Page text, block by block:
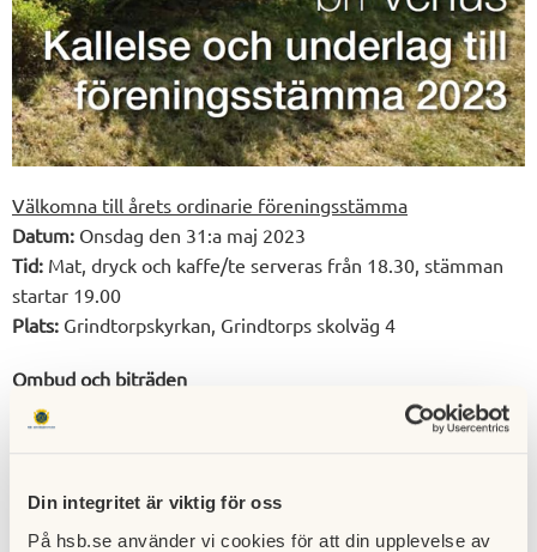
Din integritet är viktig för oss
På hsb.se använder vi cookies för att din upplevelse av
Välkomna till årets ordinarie föreningsstämma
Datum: Onsdag den 31:a maj 2023
Tid: Mat, dryck och kaffe/te serveras från 18.30, stämman
startar 19.00
Plats: Grindtorpskyrkan, Grindtorps skolväg 4
Ombud och biträden
En medlems rätt vid ordinarie stämma utövas av
medlemmen personligen eller den som enligt lag eller
ha skriftligt fullmakt i original. Fullmakten gäller i högst ett
år från utfärdandet.